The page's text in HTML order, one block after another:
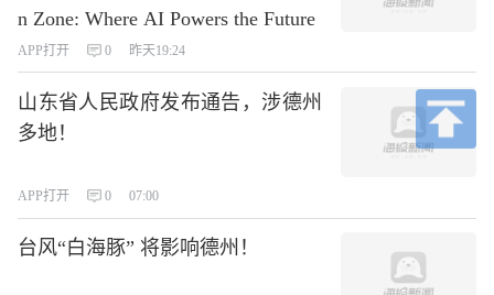
n Zone: Where AI Powers the Future
APP打开 0 昨天19:24
山东省人民政府发布通告，涉德州
多地！
APP打开 0 07:00
台风“白海豚” 将影响德州！